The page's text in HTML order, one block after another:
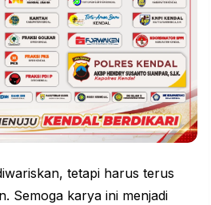
tetapi harus terus
Semoga karya ini menjadi